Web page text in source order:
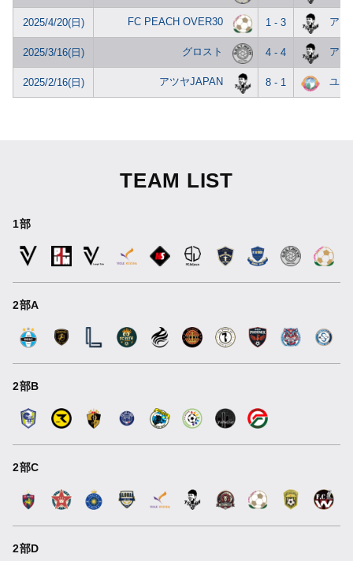
2025/4/20(日) FC PEACH OVER30 1 - 3 アツ
2025/3/16(日) グロスト 4 - 4 アツ
2025/2/16(日) アツヤJAPAN 8 - 1 ユイ
TEAM LIST
1部
2部A
2部B
2部C
2部D